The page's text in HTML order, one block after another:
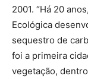
2001. “Há 20
Ecológica
sequestro de
foi a primeira
vegetação,